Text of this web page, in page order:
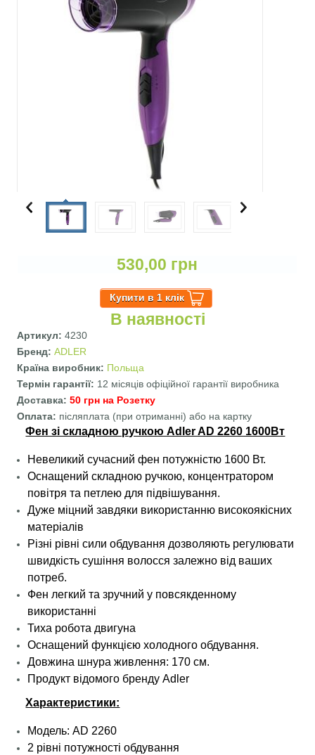
530,00 грн
В наявності
Артикул:4230
Бренд:ADLER
Країна виробник: Польща
Термін гарантії: 12 місяців офіційної гарантії виробника
Доставка:50 грн на Розетку
Оплата: післяплата (при отриманні) або на картку
Фен зі складною ручкою Adler AD 2260 1600Вт
Невеликий сучасний фен потужністю 1600 Вт.
Оснащений складною ручкою, концентратором
повітря та петлею для підвішування.
Дуже міцний завдяки використанню високоякісних
матеріалів
Різні рівні сили обдування дозволяють регулювати
швидкість сушіння волосся залежно від ваших
потреб.
Фен легкий та зручний у повсякденному
використанні
Тиха робота двигуна
Оснащений функцією холодного обдування.
Довжина шнура живлення: 170 см.
Продукт відомого бренду Adler
Характеристики:
Модель: AD 2260
2 рівні потужності обдування